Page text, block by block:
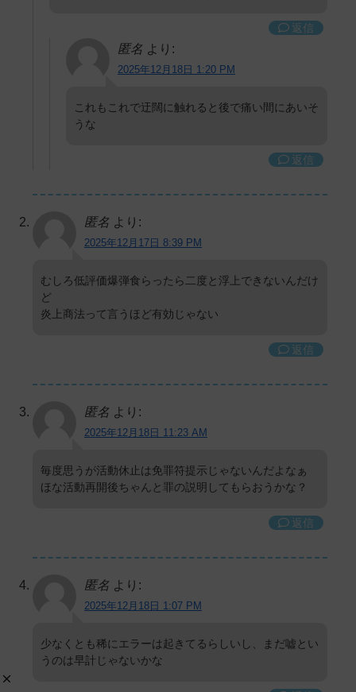
返信
匿名 より:
2025年12月18日 1:20 PM
これもこれで迂闊に触れると後で痛い間にあいそ
うな
返信
匿名 より:
2025年12月17日 8:39 PM
むしろ低評価爆弾食らったら二度と浮上できないんだけ
ど
炎上商法って言うほど有効じゃない
返信
匿名 より:
2025年12月18日 11:23 AM
毎度思うが活動休止は免罪符提示じゃないんだよなぁ
ほな活動再開後ちゃんと罪の説明してもらおうかな？
返信
匿名 より:
2025年12月18日 1:07 PM
少なくとも稀にエラーは起きてるらしいし、まだ嘘とい
うのは早計じゃないかな